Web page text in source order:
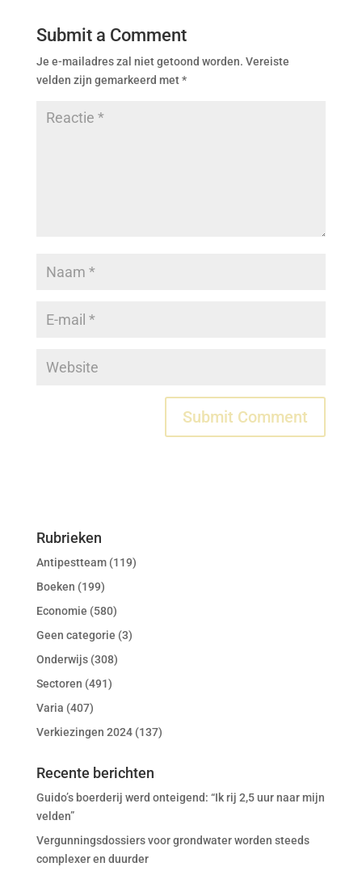
Submit a Comment
Je e-mailadres zal niet getoond worden. Vereiste
velden zijn gemarkeerd met*
Rubrieken
Antipestteam(119)
Boeken (199)
Economie (580)
Geen categorie (3)
Onderwijs(308)
Sectoren (491)
Varia (407)
Verkiezingen 2024(137)
Recente berichten
Guido’s boerderij werd onteigend: “Ik rij 2,5 uur naar mijn
velden”
Vergunningsdossiers voor grondwater worden steeds
complexer en duurder